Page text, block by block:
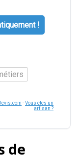
!
-Vous êtes un
artisan ?
de